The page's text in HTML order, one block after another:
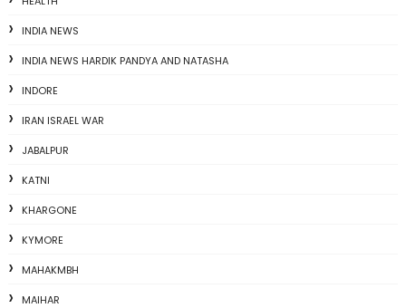
INDIA NEWS
INDIA NEWS HARDIK PANDYA AND NATASHA
INDORE
IRAN ISRAEL WAR
JABALPUR
KATNI
KHARGONE
KYMORE
MAHAKMBH
MAIHAR